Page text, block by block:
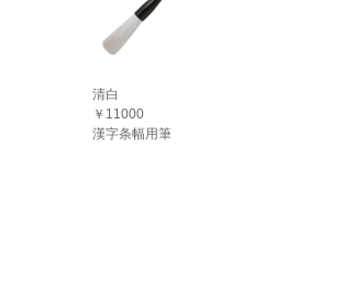
清白
￥11000
漢字条幅用筆